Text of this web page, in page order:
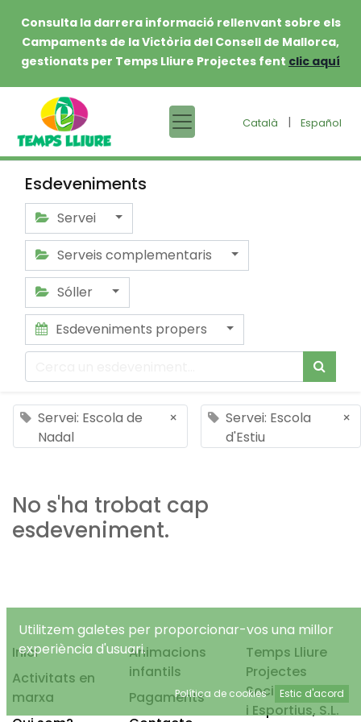
Consulta la darrera informació rellenvant sobre els
Campaments de la Victòria del Consell de Mallorca,
gestionats per Temps Lliure Projectes fent clic aquí
Català | Español
Esdeveniments
Servei
Serveis complementaris
Sóller
Esdeveniments propers
Servei: Escola de
Nadal
×
Servei: Escola
d'Estiu
×
No s'ha trobat cap
esdeveniment.
Inici
Activitats en
marxa
Animacions
infantils
Pagaments
Temps Lliure
Projectes
Socioeducatius
i Esportius, S.L.
Utilitzem galetes per proporcionar-vos una millor
experiència d'usuari.
Política de cookies Estic d'acord